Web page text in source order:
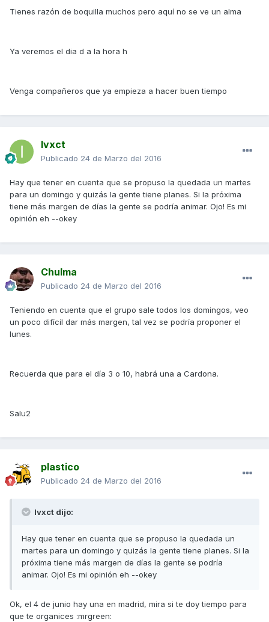
Tienes razón de boquilla muchos pero aquí no se ve un alma
Ya veremos el dia d a la hora h
Venga compañeros que ya empieza a hacer buen tiempo
Ivxct
Publicado 24 de Marzo del 2016
Hay que tener en cuenta que se propuso la quedada un martes
para un domingo y quizás la gente tiene planes. Si la próxima
tiene más margen de días la gente se podría animar. Ojo! Es mi
opinión eh --okey
Chulma
Publicado 24 de Marzo del 2016
Teniendo en cuenta que el grupo sale todos los domingos, veo
un poco difícil dar más margen, tal vez se podría proponer el
lunes.
Recuerda que para el día 3 o 10, habrá una a Cardona.
Salu2
plastico
Publicado 24 de Marzo del 2016
Ivxct dijo:
Hay que tener en cuenta que se propuso la quedada un
martes para un domingo y quizás la gente tiene planes. Si la
próxima tiene más margen de días la gente se podría
animar. Ojo! Es mi opinión eh --okey
Ok, el 4 de junio hay una en madrid, mira si te doy tiempo para
que te organices :mrgreen: